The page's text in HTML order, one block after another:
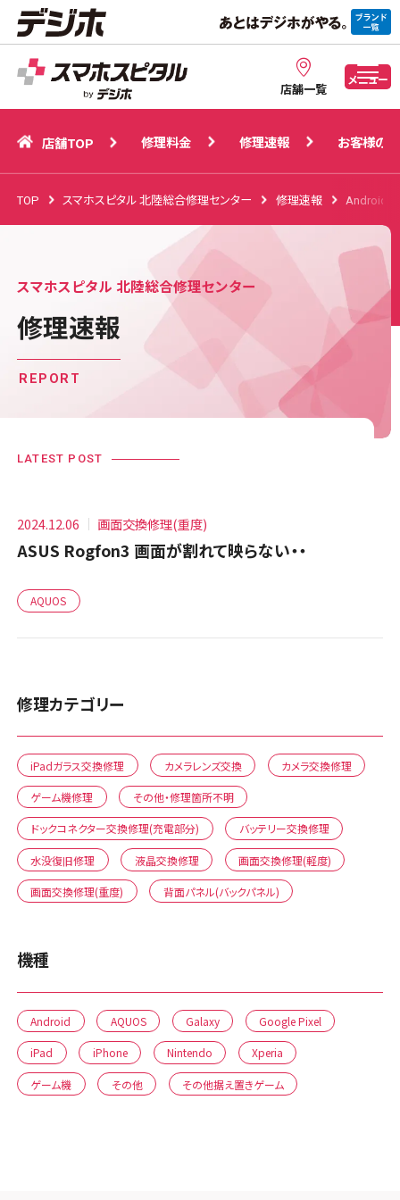
店舗一覧
メニュー
店舗TOP 修理速報 お客様の声
店舗TOP 修理料金 修理速報 お客様の声
TOP スマホスピタル 北陸総合修理センター 修理速報 Android
スマホスピタル 北陸総合修理センター
修理速報
REPORT
LATEST POST
2024.12.06 画面交換修理(重度)
ASUS Rogfon3 画面が割れて映らない・・
AQUOS
修理カテゴリー
iPadガラス交換修理 カメラレンズ交換 カメラ交換修理
ゲーム機修理 その他・修理箇所不明
ドックコネクター交換修理(充電部分) バッテリー交換修理
水没復旧修理 液晶交換修理 画面交換修理(軽度)
画面交換修理(重度) 背面パネル(バックパネル)
機種
Android AQUOS Galaxy Google Pixel
iPad iPhone Nintendo Xperia
ゲーム機 その他 その他据え置きゲーム